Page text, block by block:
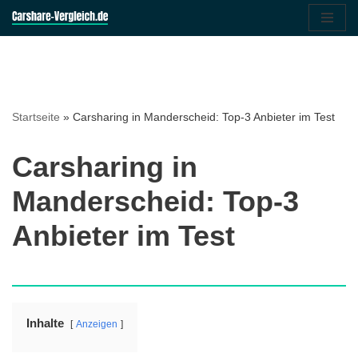
Startseite » Carsharing in Manderscheid: Top-3 Anbieter im Test
Carsharing in
Manderscheid: Top-3
Anbieter im Test
Inhalte Anzeigen